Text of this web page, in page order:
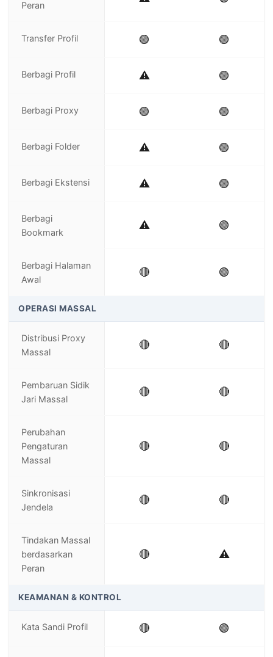
Peran
Transfer Profil 🟢 🟢
Berbagi Profil ⚠️ 🟢
Berbagi Proxy 🟢 🟢
Berbagi Folder ⚠️ 🟢
Berbagi Ekstensi ⚠️ 🟢
Berbagi
Bookmark
⚠️ 🟢
Berbagi Halaman
Awal
🔴 🟢
OPERASI MASSAL
Distribusi Proxy
Massal
🔴 🔴
Pembaruan Sidik
Jari Massal
🔴 🔴
Perubahan
Pengaturan
Massal
🔴 🔴
Sinkronisasi
Jendela
🔴 🔴
Tindakan Massal
berdasarkan
Peran
🔴 ⚠️
KEAMANAN & KONTROL
Kata Sandi Profil 🔴 🟢